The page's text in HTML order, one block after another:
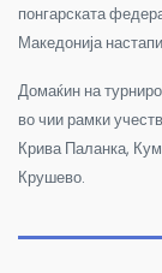
понгарската
Македонија
Домаќин на
во чии рамки
Крива Паланка,
Крушево.